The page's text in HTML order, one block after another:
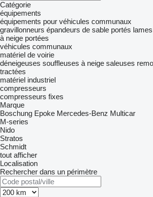
Catégorie
équipements
équipements pour véhicules communaux
gravillonneurs épandeurs de sable portés
à neige portées
véhicules communaux
matériel de voirie
déneigeuses souffleuses à neige saleuses
tractées
matériel industriel
compresseurs
compresseurs fixes
Marque
Boschung Epoke Mercedes-Benz Multicar
M-series
Nido
Stratos
Schmidt
tout afficher
Localisation
Rechercher dans un périmètre